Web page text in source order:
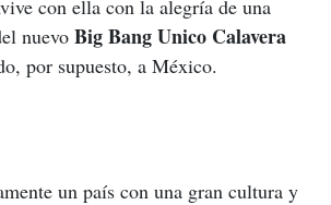
con ella con la alegría de una
nuevo Big Bang Unico Calavera
por supuesto, a México.
un país con una gran cultura y